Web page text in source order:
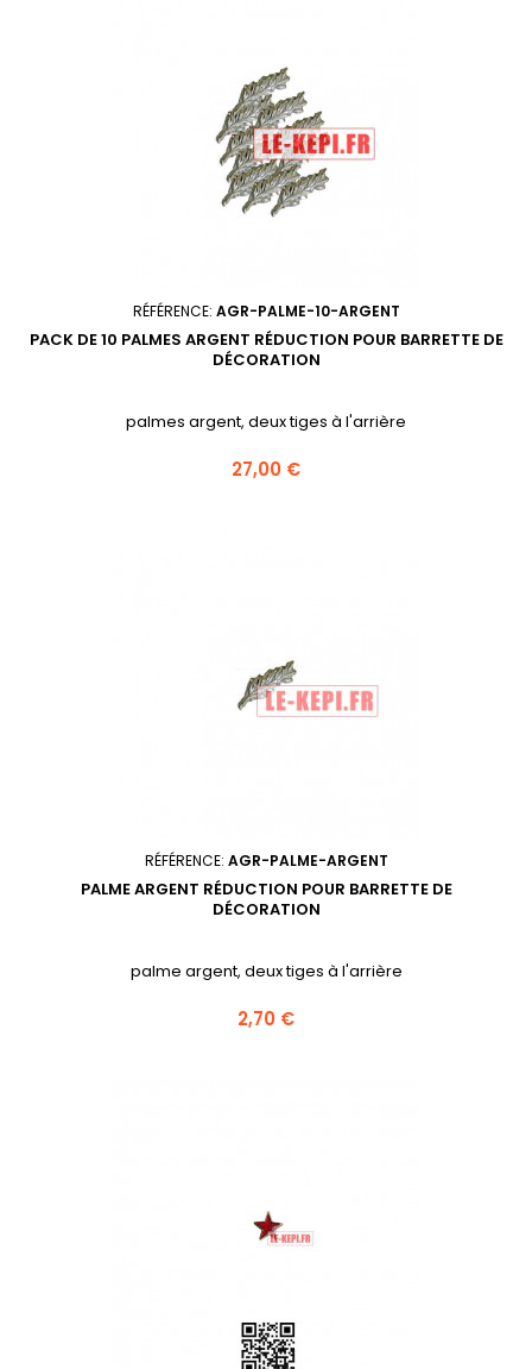
RÉFÉRENCE: AGR-PALME-10-ARGENT
PACK DE 10 PALMES ARGENT RÉDUCTION POUR BARRETTE DE
DÉCORATION
palmes argent, deux tiges à l'arrière
Prix
27,00 €
RÉFÉRENCE: AGR-PALME-ARGENT
PALME ARGENT RÉDUCTION POUR BARRETTE DE
DÉCORATION
palme argent, deux tiges à l'arrière
Prix
2,70 €